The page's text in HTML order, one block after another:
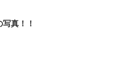
真！！